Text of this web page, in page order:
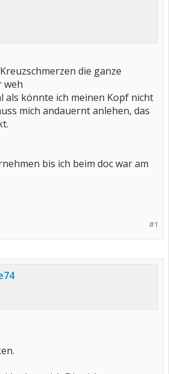
die ganze
weh
als könnte ich meinen Kopf nicht
mich andauernt anlehen, das
bis ich beim doc war am
#1